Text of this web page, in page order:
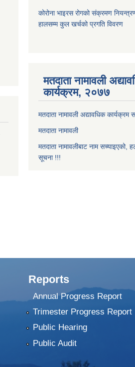
कोरोना भाइरस रोगको संक्रमण
हालसम्म कुल खर्चको प्रगति विवरण
मतदाता नामावली
कार्यक्रम, २०७७
मतदाता नामावली अद्यावधिक कार्यक्रम
मतदाता नामावली
मतदाता नामावलीबाट नाम सच्याइएको,
सूचना !!!
Reports
Annual Progress Report
Trimester Progress Report
Public Hearing
Public Audit